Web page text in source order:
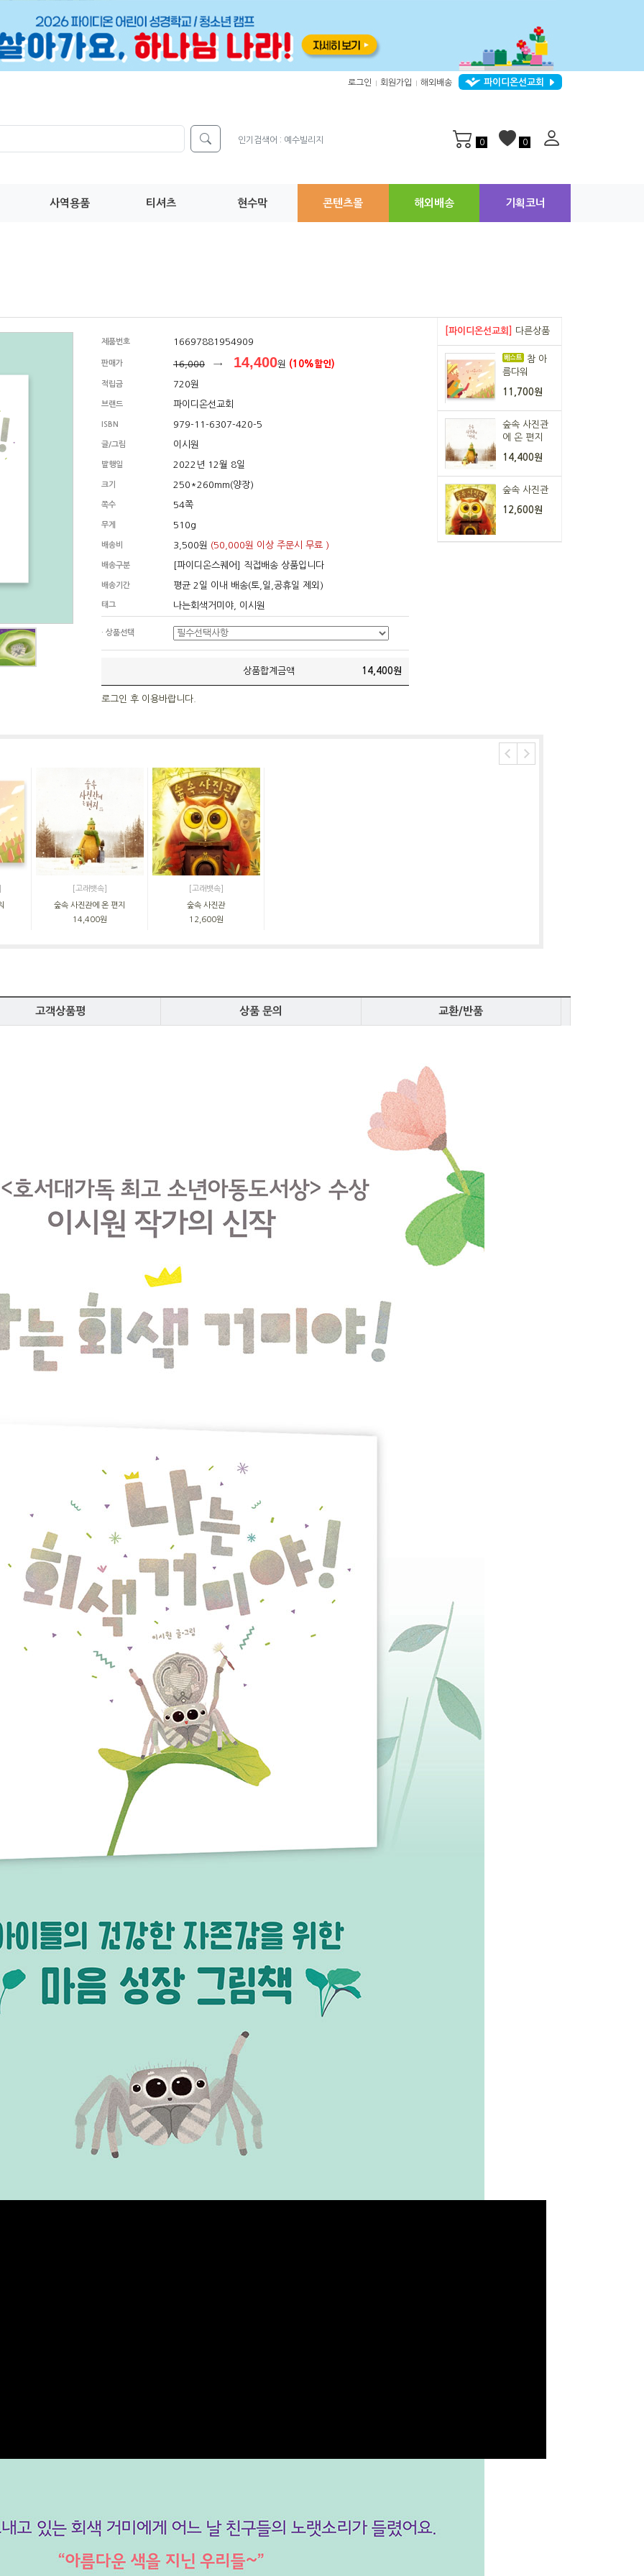
로그인 회원가입 해외배송 파이디온선교회
인기검색어 : 예수빌리지 0 0
사역용품 티셔츠 현수막 콘텐츠몰 해외배송 기획코너
제품번호 16697881954909
판매가 16,000 → 14,400원 (10%할인)
적립금 720원
브랜드 파이디온선교회
ISBN 979-11-6307-420-5
글/그림 이시원
발행일 2022년 12월 8일
크기 250*260mm(양장)
쪽수 54쪽
무게 510g
배송비 3,500원 (50,000원 이상 주문시 무료 )
배송구분 [파이디온스퀘어] 직접배송 상품입니다
배송기간 평균 2일 이내 배송(토,일,공휴일 제외)
태그 나는회색거미야, 이시원
· 상품선택
상품합계금액 14,400원
로그인 후 이용바랍니다.
[파이디온선교회] 다른상품
참 아
름다워
11,700원
숲속 사진관
에 온 편지
14,400원
숲속 사진관
12,600원
[고래뱃속]
숲속 사진관에 온 편지
14,400원
[고래뱃속]
숲속 사진관
12,600원
고객상품평 상품 문의 교환/반품